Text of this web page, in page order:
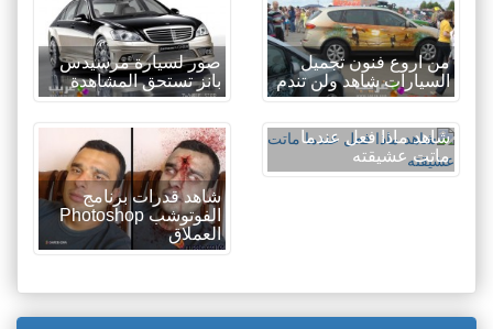
من اروع فنون تجميل
السيارات شاهد ولن تندم
صور لسيارة مرسيدس
بانز تستحق المشاهدة
شاهد ماذا فعل عندما
ماتت عشيقته
شاهد قدرات برنامج
الفوتوشب Photoshop
العملاق